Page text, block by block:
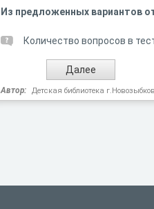
Из предложенных вариантов
Количество вопросов в
Автор: Детская библиотека